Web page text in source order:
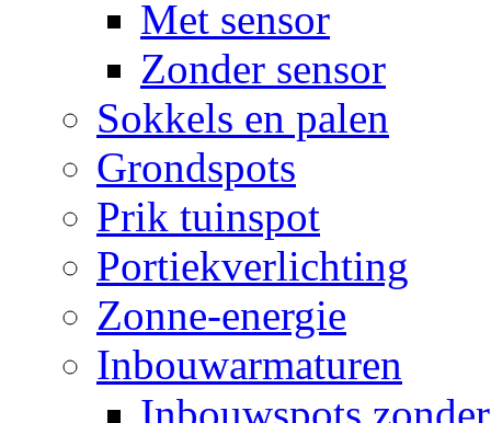
Met sensor
Zonder sensor
Sokkels en palen
Grondspots
Prik tuinspot
Portiekverlichting
Zonne-energie
Inbouwarmaturen
Inbouwspots